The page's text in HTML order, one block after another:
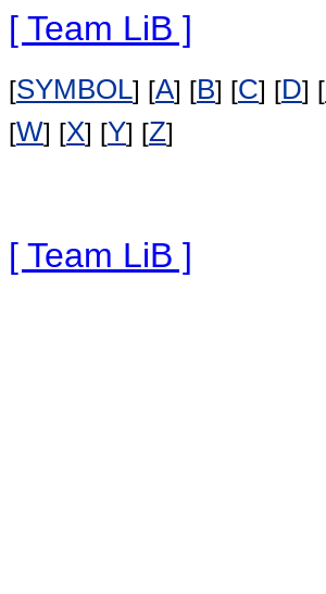
[ Team LiB ]
[SYMBOL] [A] [B] [C] [D] [
[W] [X] [Y] [Z]
[ Team LiB ]